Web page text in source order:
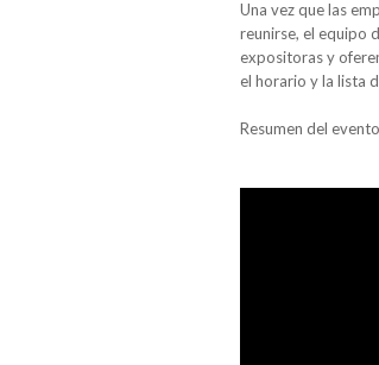
Una vez que las
reunirse, el equipo
expositoras y
el horario y la lista
Resumen del